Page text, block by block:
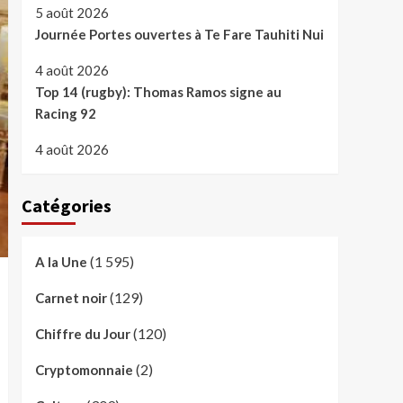
5 août 2026
Journée Portes ouvertes à Te Fare Tauhiti Nui
4 août 2026
Top 14 (rugby): Thomas Ramos signe au
Racing 92
4 août 2026
Catégories
A la Une (1 595)
Carnet noir(129)
Chiffre du Jour(120)
Cryptomonnaie (2)